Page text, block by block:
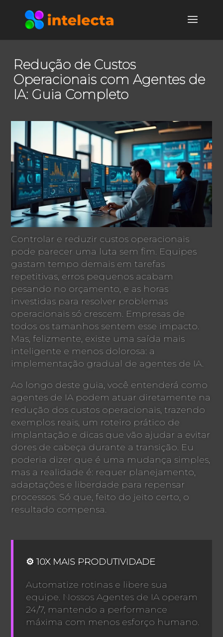
Redução de Custos
Operacionais com Agentes de
IA: Guia Completo
Controlar e reduzir custos operacionais
pode parecer uma luta sem fim. Equipes
gastam tempo demais em tarefas
repetitivas, erros pequenos acabam
pesando no orçamento, e as horas
investidas para resolver problemas
operacionais só crescem. Empresas de
todos os tamanhos sentem esse impacto.
Mas, felizmente, existe uma saída mais
inteligente e menos dolorosa: a
implementação gradual de agentes de IA.
Ao longo deste guia, você entenderá como
agentes de IA podem atuar diretamente na
redução dos custos operacionais, trazendo
exemplos reais, um roteiro prático de
implantação e dicas que vão ajudar a evitar
dores de cabeça durante a transição. Eu
poderia dizer que é uma mudança simples,
mas a realidade é: requer planejamento,
adaptações e liberdade para repensar
processos. Só que, feito do jeito certo, o
resultado compensa.
⚙️ 10X MAIS PRODUTIVIDADE
Automatize rotinas e libere sua
equipe. Nossos Agentes de IA operam
24/7, mantendo a performance
máxima com menos esforço humano.